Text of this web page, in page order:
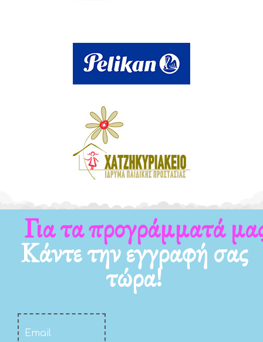
Για τα προγράμματά μας
Κάντε την εγγραφή σας
τώρα!